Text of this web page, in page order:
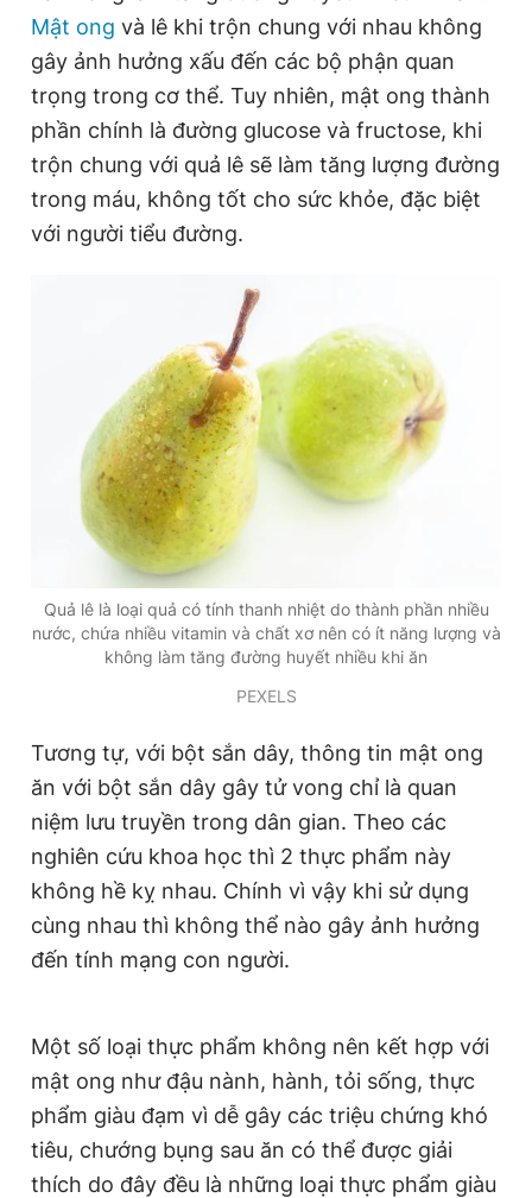
Đọc Thanh Niên trên điện thoại
Liên hệ quảng cáo
0908 780 404
Quảng cáo RSS Tòa soạn Chính sách bảo
Tổng biên tập: Nguyễn Ngọc Toàn
Phó tổng biên tập thường trực: Hải Thành
Phó tổng biên tập: Lâm Hiếu Dũng
Phó tổng biên tập: Trần Việt Hưng
Tổng thư ký tòa soạn: Đức Trung
Giấy phép xuất bản số 110/GP - BTTTT cấp ngày 24.3.2020
© 2003-2026 Bản quyền thuộc về Báo Thanh Niên. Cấm sao
chép dưới mọi hình thức nếu không có sự chấp thuận bằng văn
bản. Phát triển bởi ePi Technologies, JSC.
Mật ong và lê khi trộn chung với nhau không
gây ảnh hưởng xấu đến các bộ phận quan
trọng trong cơ thể. Tuy nhiên, mật ong thành
phần chính là đường glucose và fructose, khi
trộn chung với quả lê sẽ làm tăng lượng đường
trong máu, không tốt cho sức khỏe, đặc biệt
với người tiểu đường.
Quả lê là loại quả có tính thanh nhiệt do thành phần nhiều
nước, chứa nhiều vitamin và chất xơ nên có ít năng lượng và
không làm tăng đường huyết nhiều khi ăn
PEXELS
Tương tự, với bột sắn dây, thông tin mật ong
ăn với bột sắn dây gây tử vong chỉ là quan
niệm lưu truyền trong dân gian. Theo các
nghiên cứu khoa học thì 2 thực phẩm này
không hề kỵ nhau. Chính vì vậy khi sử dụng
cùng nhau thì không thể nào gây ảnh hưởng
đến tính mạng con người.
Một số loại thực phẩm không nên kết hợp với
mật ong như đậu nành, hành, tỏi sống, thực
phẩm giàu đạm vì dễ gây các triệu chứng khó
tiêu, chướng bụng sau ăn có thể được giải
thích do đây đều là những loại thực phẩm giàu